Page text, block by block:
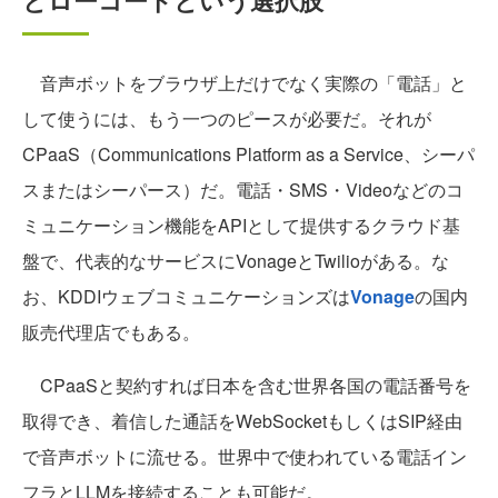
音声ボットをブラウザ上だけでなく実際の「電話」と
して使うには、もう一つのピースが必要だ。それが
CPaaS（Communications Platform as a Service、シーパ
スまたはシーパース）だ。電話・SMS・Videoなどのコ
ミュニケーション機能をAPIとして提供するクラウド基
盤で、代表的なサービスにVonageとTwilioがある。な
お、KDDIウェブコミュニケーションズはVonageの国内
販売代理店でもある。
CPaaSと契約すれば日本を含む世界各国の電話番号を
取得でき、着信した通話をWebSocketもしくはSIP経由
で音声ボットに流せる。世界中で使われている電話イン
フラとLLMを接続することも可能だ。